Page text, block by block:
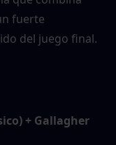
fuerte
del juego final.
+ Gallagher